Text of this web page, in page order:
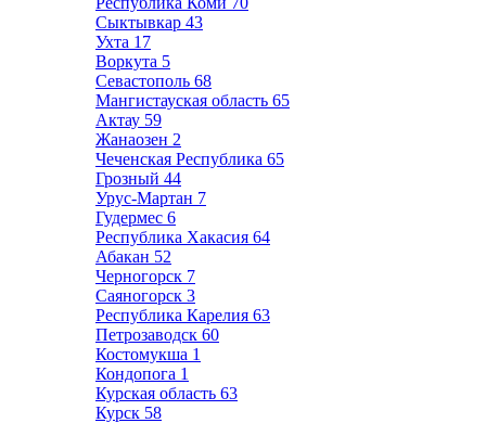
Сыктывкар 43
Ухта 17
Воркута 5
Севастополь 68
Мангистауская область 65
Актау 59
Жанаозен 2
Чеченская Республика 65
Грозный 44
Урус-Мартан 7
Гудермес 6
Республика Хакасия 64
Абакан 52
Черногорск 7
Саяногорск 3
Республика Карелия 63
Петрозаводск 60
Костомукша 1
Кондопога 1
Курская область 63
Курск 58